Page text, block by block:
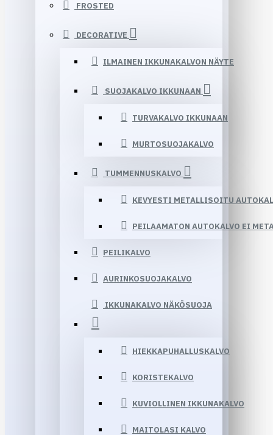
FROSTED
DECORATIVE
ILMAINEN IKKUNAKALVON NÄYTE
SUOJAKALVO IKKUNAAN
TURVAKALVO IKKUNAAN
MURTOSUOJAKALVO
TUMMENNUSKALVO
KEVYESTI METALLISOITU
PEILAAMATON AUTOKALVO EI
PEILIKALVO
AURINKOSUOJAKALVO
IKKUNAKALVO NÄKÖSUOJA
HIEKKAPUHALLUSKALVO
KORISTEKALVO
KUVIOLLINEN IKKUNAKALVO
MAITOLASI KALVO